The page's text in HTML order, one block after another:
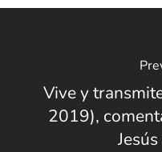
Vive y
2019),